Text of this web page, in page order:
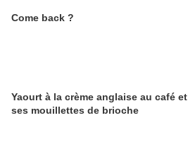
Come back ?
Yaourt à la crème anglaise au café et
ses mouillettes de brioche